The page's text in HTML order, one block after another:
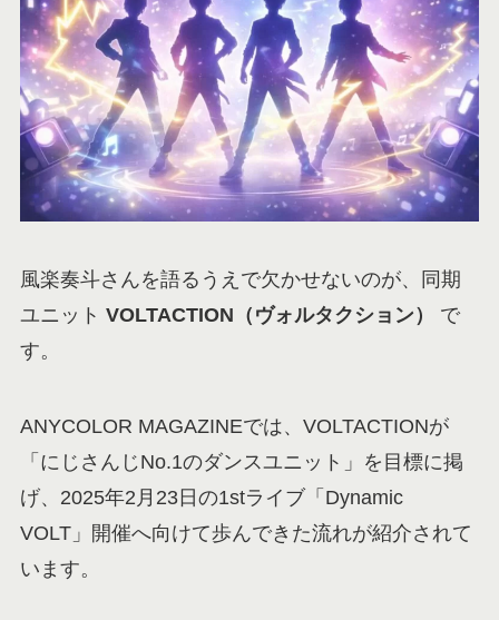
風楽奏斗さんを語るうえで欠かせないのが、同期
ユニット VOLTACTION（ヴォルタクション）
で
す。
ANYCOLOR MAGAZINEでは、VOLTACTIONが
「にじさんじNo.1のダンスユニット」を目標に掲
げ、2025年2月23日の1stライブ「Dynamic
VOLT」開催へ向けて歩んできた流れが紹介されて
います。